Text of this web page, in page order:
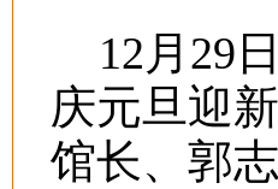
12月29
庆元旦迎
馆长、郭